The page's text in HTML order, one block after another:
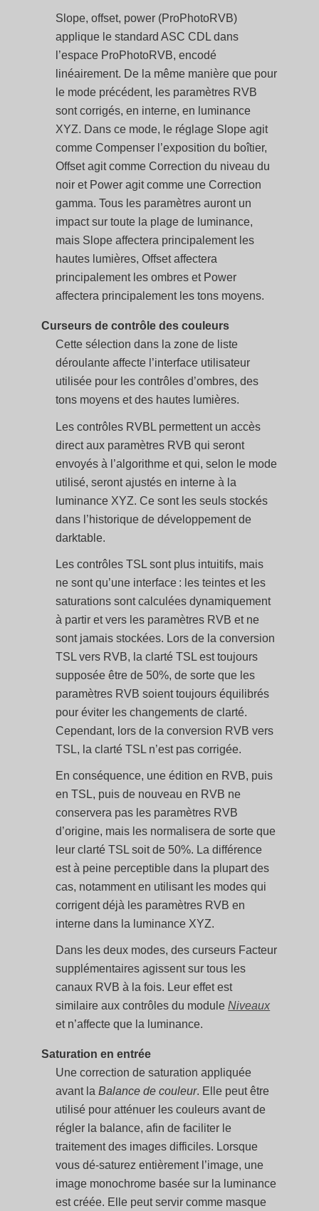
Slope, offset, power (ProPhotoRVB)
applique le standard ASC CDL dans
l’espace ProPhotoRVB, encodé
linéairement. De la même manière que pour
le mode précédent, les paramètres RVB
sont corrigés, en interne, en luminance
XYZ. Dans ce mode, le réglage Slope agit
comme Compenser l’exposition du boîtier,
Offset agit comme Correction du niveau du
noir et Power agit comme une Correction
gamma. Tous les paramètres auront un
impact sur toute la plage de luminance,
mais Slope affectera principalement les
hautes lumières, Offset affectera
principalement les ombres et Power
affectera principalement les tons moyens.
Curseurs de contrôle des couleurs
Cette sélection dans la zone de liste
déroulante affecte l’interface utilisateur
utilisée pour les contrôles d’ombres, des
tons moyens et des hautes lumières.
Les contrôles RVBL permettent un accès
direct aux paramètres RVB qui seront
envoyés à l’algorithme et qui, selon le mode
utilisé, seront ajustés en interne à la
luminance XYZ. Ce sont les seuls stockés
dans l’historique de développement de
darktable.
Les contrôles TSL sont plus intuitifs, mais
ne sont qu’une interface : les teintes et les
saturations sont calculées dynamiquement
à partir et vers les paramètres RVB et ne
sont jamais stockées. Lors de la conversion
TSL vers RVB, la clarté TSL est toujours
supposée être de 50%, de sorte que les
paramètres RVB soient toujours équilibrés
pour éviter les changements de clarté.
Cependant, lors de la conversion RVB vers
TSL, la clarté TSL n’est pas corrigée.
En conséquence, une édition en RVB, puis
en TSL, puis de nouveau en RVB ne
conservera pas les paramètres RVB
d’origine, mais les normalisera de sorte que
leur clarté TSL soit de 50%. La différence
est à peine perceptible dans la plupart des
cas, notamment en utilisant les modes qui
corrigent déjà les paramètres RVB en
interne dans la luminance XYZ.
Dans les deux modes, des curseurs Facteur
supplémentaires agissent sur tous les
canaux RVB à la fois. Leur effet est
similaire aux contrôles du moduleNiveaux
et n’affecte que la luminance.
Saturation en entrée
Une correction de saturation appliquée
avant laBalance de couleur. Elle peut être
utilisé pour atténuer les couleurs avant de
régler la balance, afin de faciliter le
traitement des images difficiles. Lorsque
vous dé-saturez entièrement l’image, une
image monochrome basée sur la luminance
est créée. Elle peut servir comme masque